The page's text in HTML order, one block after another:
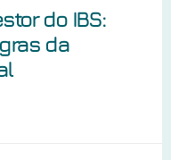
do IBS:
da